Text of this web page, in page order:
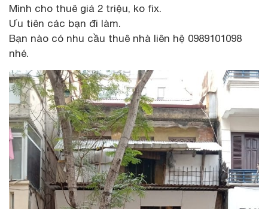
Mình cho thuê giá 2 triệu, ko fix.
Ưu tiên các bạn đi làm.
Bạn nào có nhu cầu thuê nhà liên hệ 0989101098
nhé.